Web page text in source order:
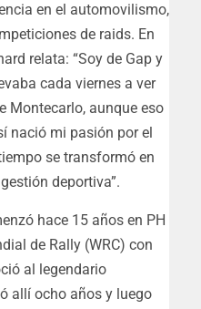
en el automovilismo,
de raids. En
relata: “Soy de Gap y
cada viernes a ver
Montecarlo, aunque eso
nació mi pasión por el
se transformó en
deportiva”.
hace 15 años en PH
de Rally (WRC) con
al legendario
allí ocho años y luego